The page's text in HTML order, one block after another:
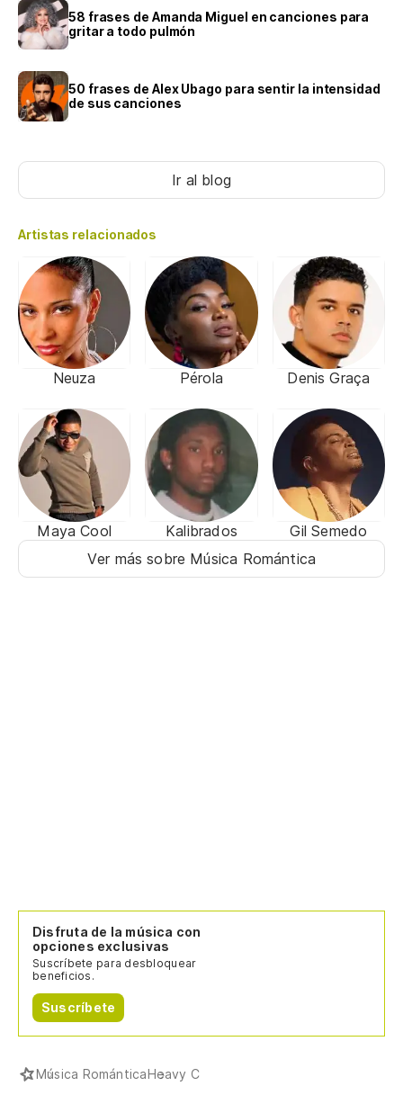
58 frases de Amanda Miguel en canciones para
gritar a todo pulmón
50 frases de Alex Ubago para sentir la intensidad
de sus canciones
Ir al blog
Artistas relacionados
Neuza Pérola Denis Graça
Maya Cool Kalibrados
Gil Semedo
Ver más sobre Música Romántica
Disfruta de la música con
opciones exclusivas
Suscríbete para desbloquear
beneficios.
Suscríbete
Música RománticaHeavy C